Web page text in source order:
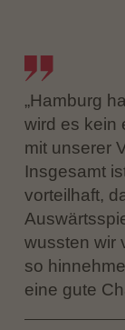
„Hamburg
wird es kein
mit unserer
Insgesamt
vorteilhaft,
wussten wir
so
eine gute